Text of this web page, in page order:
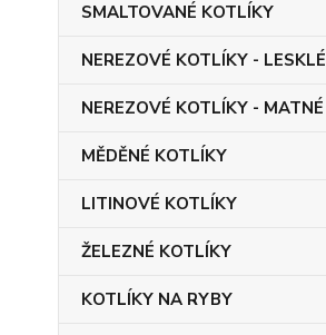
SMALTOVANÉ KOTLÍKY
NEREZOVÉ KOTLÍKY - LESKLÉ
NEREZOVÉ KOTLÍKY - MATNÉ
MĚDĚNÉ KOTLÍKY
LITINOVÉ KOTLÍKY
ŽELEZNÉ KOTLÍKY
KOTLÍKY NA RYBY